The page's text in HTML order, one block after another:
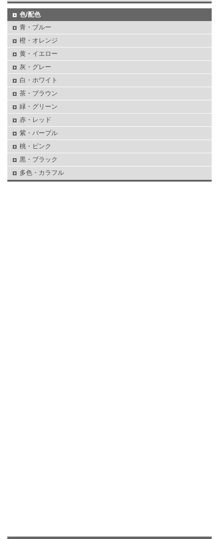
色/配色
青・ブルー
橙・オレンジ
黄・イエロー
灰・グレー
白・ホワイト
茶・ブラウン
緑・グリーン
赤・レッド
紫・パープル
桃・ピンク
黒・ブラック
多色・カラフル